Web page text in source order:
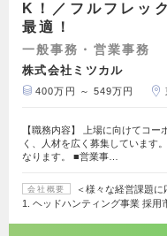
K！／フルフレッ
最適！
一般事務・営業事務
株式会社ミツカル
400万円 ～ 549万円
【職務内容】 上場に向けてコー
く、人材を広く募集しています
なります。 ■営業事…
会社概要
＜様々な経営課題
1. ヘッドハンティング事業 採用